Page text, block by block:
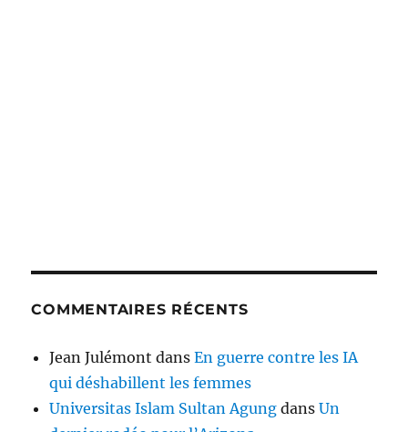
COMMENTAIRES RÉCENTS
Jean Julémont dansEn guerre contre les IA
qui déshabillent les femmes
Universitas Islam Sultan Agung dansUn